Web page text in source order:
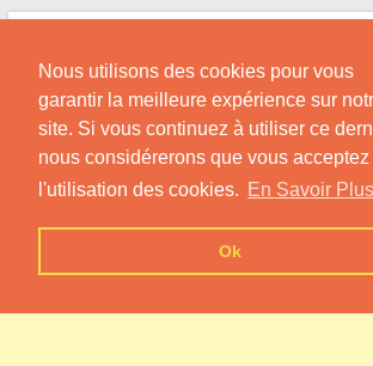
Nous utilisons des cookies pour vous
garantir la meilleure expérience sur
site. Si vous continuez à utiliser ce
nous considérerons que vous acceptez
l'utilisation des cookies. En Savoir
Ok
Skip
content
Informations sur les Pompes à Chaleur
Latilly